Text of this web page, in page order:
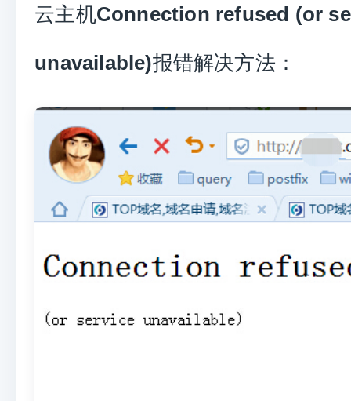
云主机Connection refused (or
unavailable)报错解决方法：